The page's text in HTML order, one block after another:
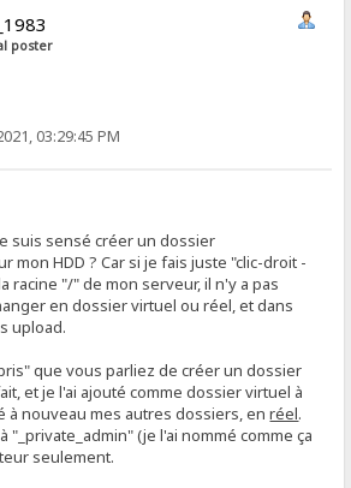
poster
03:29:45 PM
suis sensé créer un dossier
mon HDD ? Car si je fais juste "clic-droit -
racine "/" de mon serveur, il n'y a pas
en dossier virtuel ou réel, et dans
upload.
que vous parliez de créer un dossier
et je l'ai ajouté comme dossier virtuel à
à nouveau mes autres dossiers, enréel.
"_private_admin" (je l'ai nommé comme ça
seulement.